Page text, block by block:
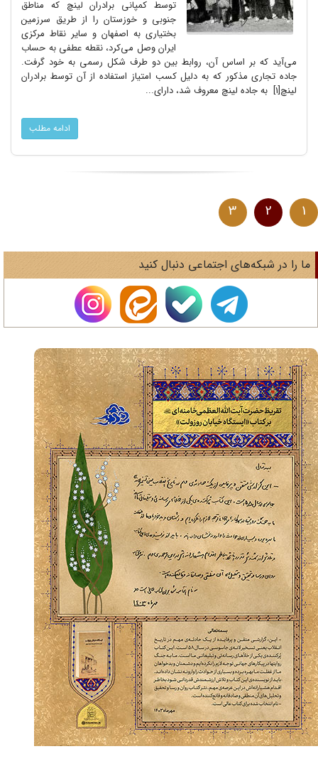
توسط کمپانی برادران لینچ که مناطق
جنوبی و خوزستان را از طریق سرزمین
بختیاری به اصفهان و سایر نقاط مرکزی
ایران وصل می‌کرد، نقطه عطفی به حساب
می‌آید که بر اساس آن، روابط بین دو طرف شکل رسمی به خود گرفت.
جاده تجاری مذکور که به دلیل کسب امتیاز استفاده از آن توسط برادران
لینچ[1] به جاده لینچ معروف شد، دارای...
ادامه مطلب
1
2
3
را در شبکه‌های اجتماعی دنبال کنید